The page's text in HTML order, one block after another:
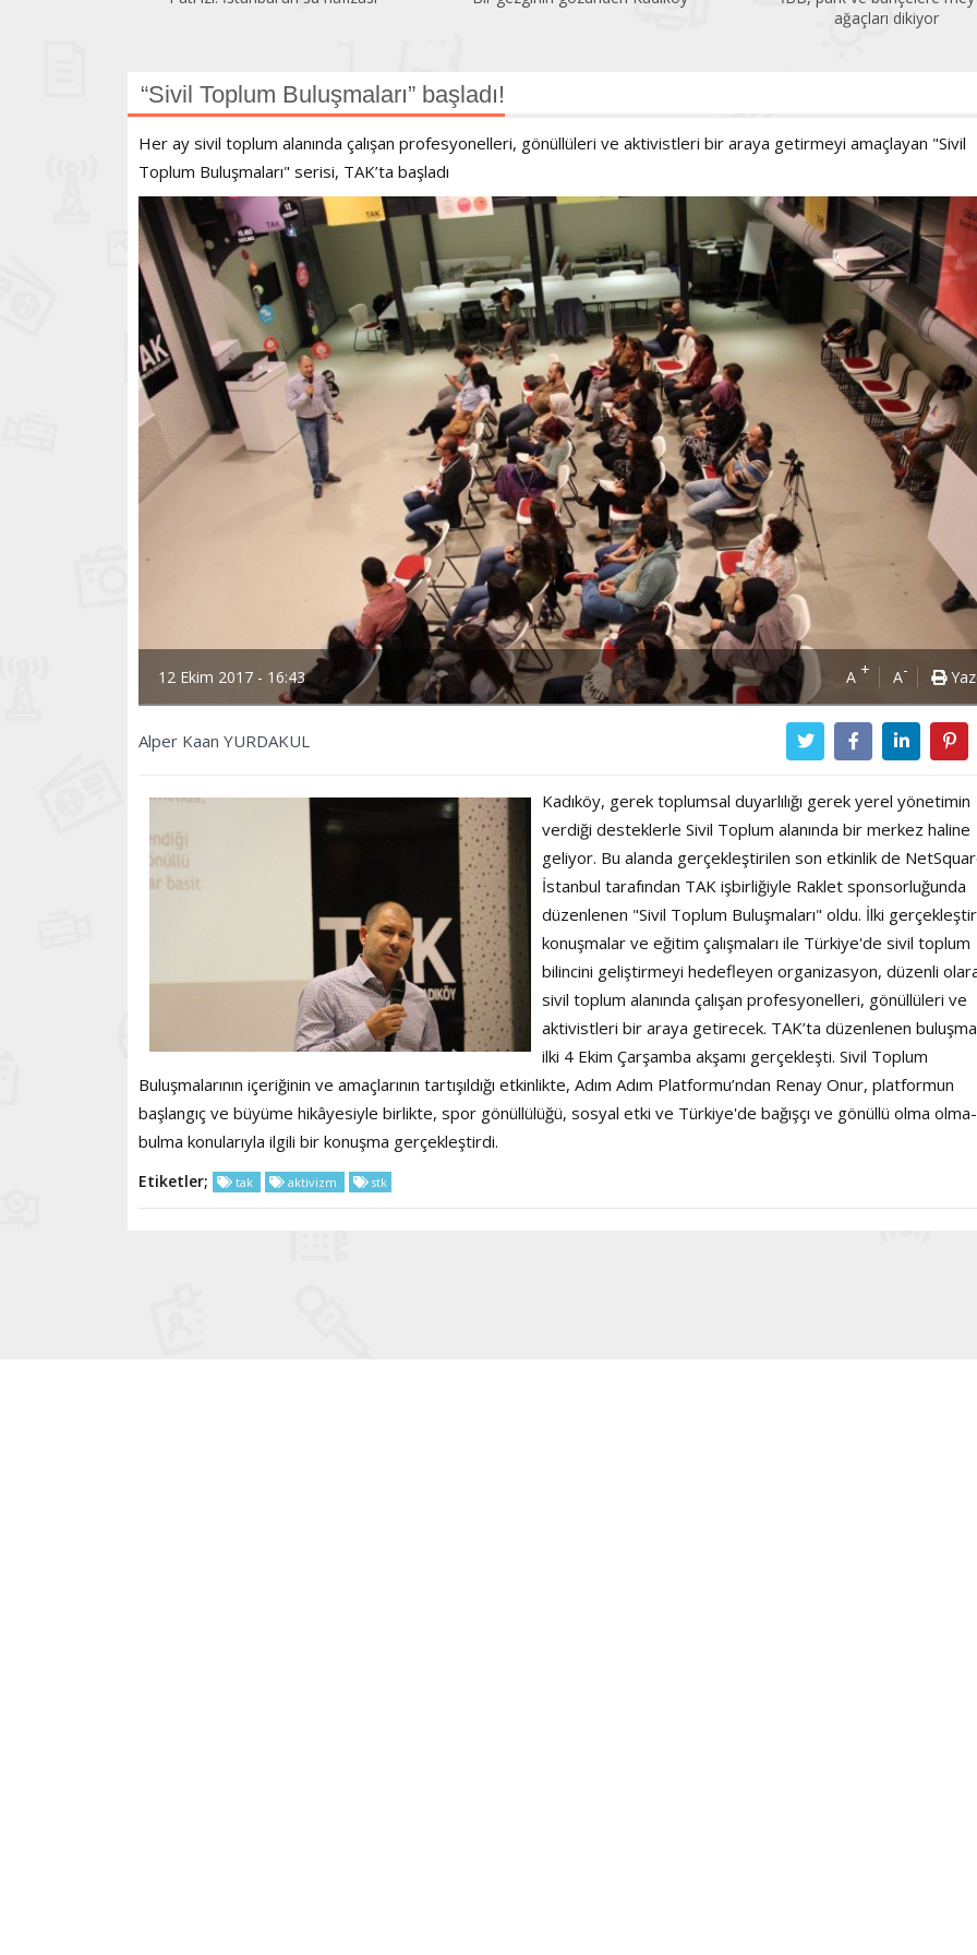
ağaçları dikiyor
“Sivil Toplum Buluşmaları” başladı!
Her ay sivil toplum alanında çalışan profesyonelleri, gönüllüleri ve aktivistleri bir araya getirmeyi amaçlayan "Sivil
Toplum Buluşmaları" serisi, TAK’ta başladı
12 Ekim 2017 - 16:43 A + A-
Alper Kaan YURDAKUL
Kadıköy, gerek toplumsal duyarlılığı gerek yerel yönetimin
verdiği desteklerle Sivil Toplum alanında bir merkez haline
geliyor. Bu alanda gerçekleştirilen son etkinlik de
İstanbul tarafından TAK işbirliğiyle Raklet sponsorluğunda
düzenlenen "Sivil Toplum Buluşmaları" oldu. İlki
konuşmalar ve eğitim çalışmaları ile Türkiye'de sivil toplum
bilincini geliştirmeyi hedefleyen organizasyon, düzenli
sivil toplum alanında çalışan profesyonelleri, gönüllüleri ve
aktivistleri bir araya getirecek. TAK’ta düzenlenen
ilki 4 Ekim Çarşamba akşamı gerçekleşti. Sivil Toplum
Buluşmalarının içeriğinin ve amaçlarının tartışıldığı etkinlikte, Adım Adım Platformu’ndan Renay Onur, platformun
başlangıç ve büyüme hikâyesiyle birlikte, spor gönüllülüğü, sosyal etki ve Türkiye'de bağışçı ve gönüllü olma olma-
bulma konularıyla ilgili bir konuşma gerçekleştirdi.
Etiketler; tak aktivizm stk
Haftanın Pusulası
Power Ballad /
Şarkısı